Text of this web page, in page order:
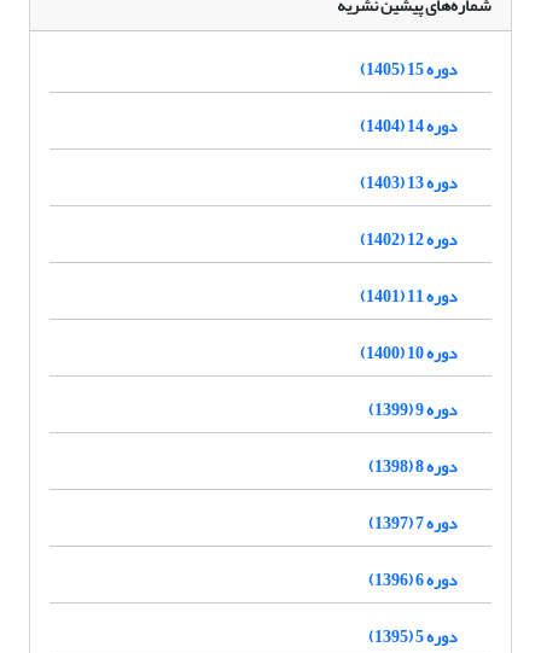
دوره 15 (1405)
دوره 14 (1404)
دوره 13 (1403)
دوره 12 (1402)
دوره 11 (1401)
دوره 10 (1400)
دوره 9 (1399)
دوره 8 (1398)
دوره 7 (1397)
دوره 6 (1396)
دوره 5 (1395)